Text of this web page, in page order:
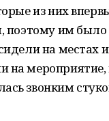
из них
поэтому им было
на местах
на мероприятие,
звонким